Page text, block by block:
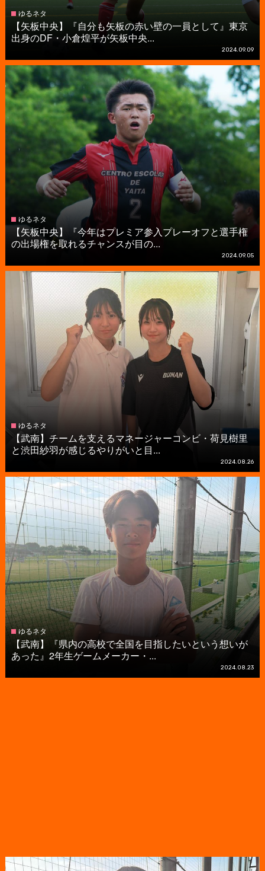
ゆるネタ
【矢板中央】『自分も矢板の赤い壁の一員として』東京
出身のDF・小倉煌平が矢板中央...
2024.09.09
ゆるネタ
【矢板中央】『今年はプレミア参入プレーオフと選手権
の出場権を取れるチャンスが目の...
2024.09.05
ゆるネタ
【武南】チームを支えるマネージャーコンビ・荷見樹里
と渋田紗羽が感じるやりがいと目...
2024.08.26
ゆるネタ
【武南】『県内の高校で全国を目指したいという想いが
あった』2年生ゲームメーカー・...
2024.08.23